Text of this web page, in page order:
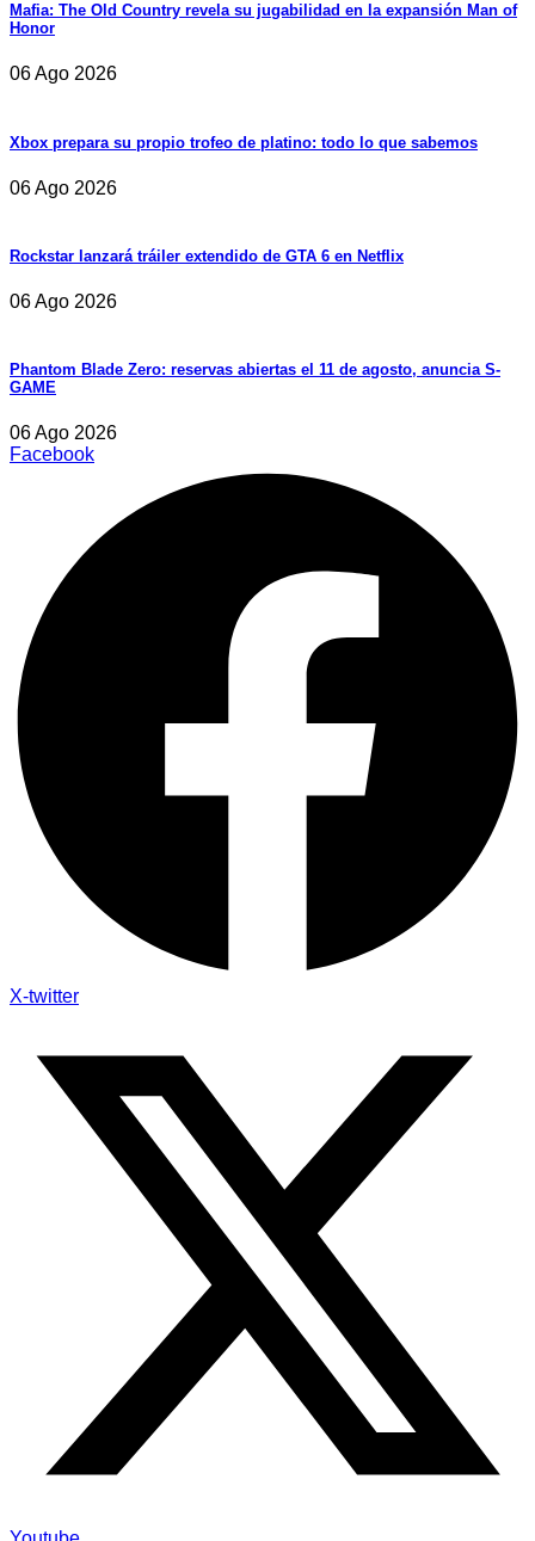
Mafia: The Old Country revela su jugabilidad en la expansión Man of
Honor
06 Ago 2026
Xbox prepara su propio trofeo de platino: todo lo que sabemos
06 Ago 2026
Rockstar lanzará tráiler extendido de GTA 6 en Netflix
06 Ago 2026
Phantom Blade Zero: reservas abiertas el 11 de agosto, anuncia S-
GAME
06 Ago 2026
Facebook
X-twitter